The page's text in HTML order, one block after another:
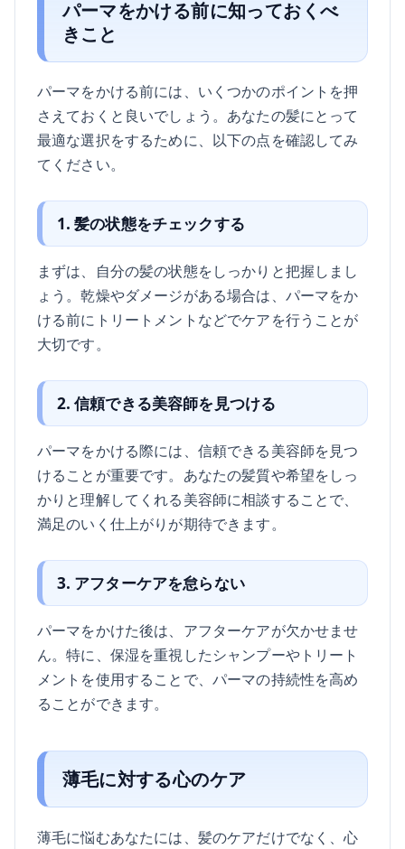
パーマをかける前に知っておくべ
きこと
パーマをかける前には、いくつかのポイントを押
さえておくと良いでしょう。あなたの髪にとって
最適な選択をするために、以下の点を確認してみ
てください。
1. 髪の状態をチェックする
まずは、自分の髪の状態をしっかりと把握しまし
ょう。乾燥やダメージがある場合は、パーマをか
ける前にトリートメントなどでケアを行うことが
大切です。
2. 信頼できる美容師を見つける
パーマをかける際には、信頼できる美容師を見つ
けることが重要です。あなたの髪質や希望をしっ
かりと理解してくれる美容師に相談することで、
満足のいく仕上がりが期待できます。
3. アフターケアを怠らない
パーマをかけた後は、アフターケアが欠かせませ
ん。特に、保湿を重視したシャンプーやトリート
メントを使用することで、パーマの持続性を高め
ることができます。
薄毛に対する心のケア
薄毛に悩むあなたには、髪のケアだけでなく、心